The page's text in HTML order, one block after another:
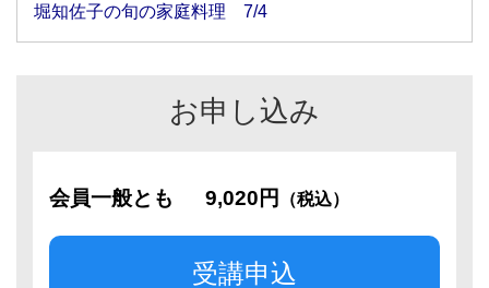
堀知佐子の旬の家庭料理 7/4
お申し込み
会員一般とも 9,020円 （税込）
受講申込